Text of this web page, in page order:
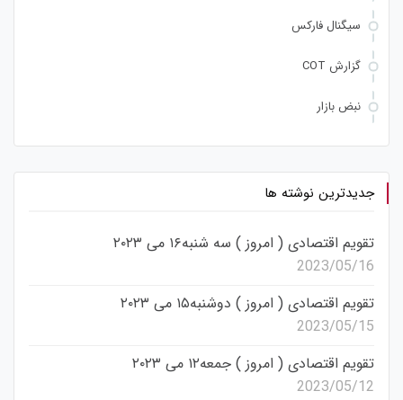
سیگنال فارکس
گزارش COT
نبض بازار
جدیدترین نوشته ها
تقویم اقتصادی ( امروز ) سه شنبه۱۶ می ۲۰۲۳
2023/05/16
تقویم اقتصادی ( امروز ) دوشنبه۱۵ می ۲۰۲۳
2023/05/15
تقویم اقتصادی ( امروز ) جمعه۱۲ می ۲۰۲۳
2023/05/12